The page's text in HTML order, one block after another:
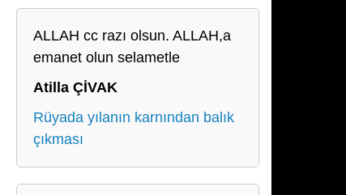
ALLAH cc razı olsun. ALLAH,a
emanet olun selametle
Atilla ÇİVAK
Rüyada yılanın karnından balık
çıkması